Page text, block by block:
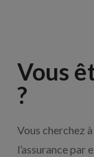
Vous
?
Vous cherchez
l’assurance par